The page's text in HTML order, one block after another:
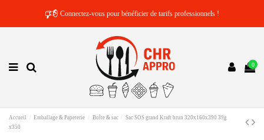
🕫 Connectez-vous pour bénéficier de tarifs professionnels !
0
Accueil Emballage & Papeterie Boîte & sac
Sac SOS grand Kraft brun 320x160x390 39g
x350